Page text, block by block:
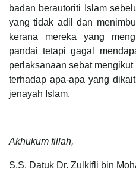
badan berautoriti Islam
yang tidak adil dan
kerana mereka yang
pandai tetapi gagal
perlaksanaan sebat
terhadap apa-apa yang
jenayah Islam.
Akhukum fillah,
S.S. Datuk Dr. Zulkifli bin